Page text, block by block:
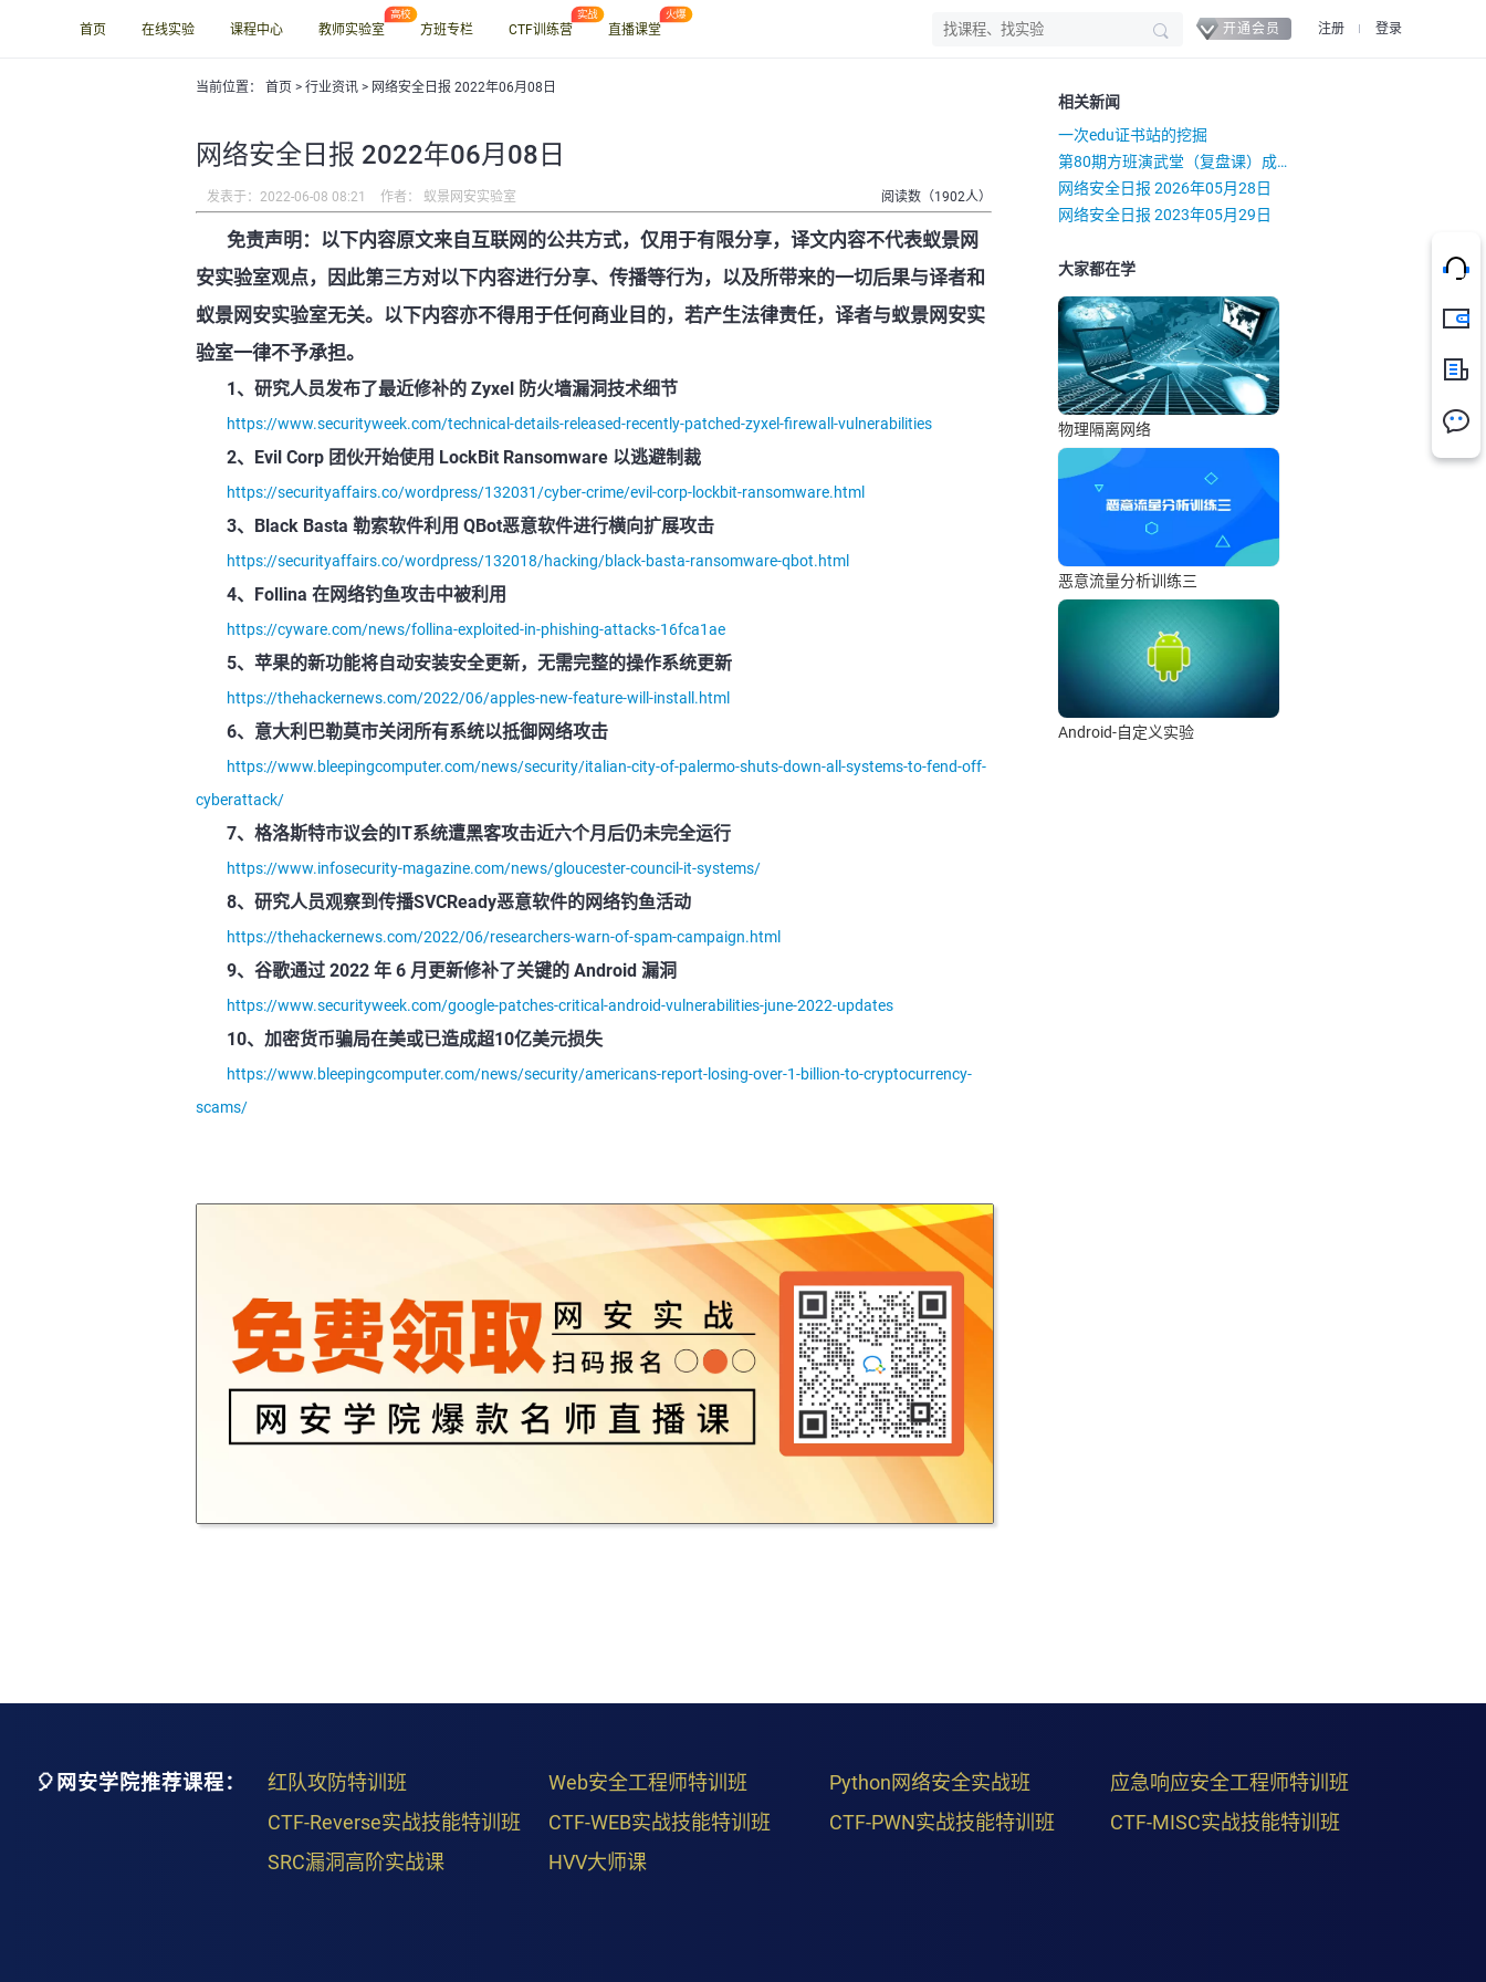
首页 在线实验 课程中心 教师实验室 方班专栏 CTF训练营 直播课堂 开通会员 注册 登录
当前位置： 首页 > 行业资讯 > 网络安全日报 2022年06月08日
网络安全日报 2022年06月08日
发表于：2022-06-08 08:21 作者： 蚁景网安实验室 阅读数（1902人）
免责声明：以下内容原文来自互联网的公共方式，仅用于有限分享，译文内容不代表蚁景网
安实验室观点，因此第三方对以下内容进行分享、传播等行为，以及所带来的一切后果与译者和
蚁景网安实验室无关。以下内容亦不得用于任何商业目的，若产生法律责任，译者与蚁景网安实
验室一律不予承担。
1、研究人员发布了最近修补的 Zyxel 防火墙漏洞技术细节
https://www.securityweek.com/technical-details-released-recently-patched-zyxel-firewall-vulnerabilities
2、Evil Corp 团伙开始使用 LockBit Ransomware 以逃避制裁
https://securityaffairs.co/wordpress/132031/cyber-crime/evil-corp-lockbit-ransomware.html
3、Black Basta 勒索软件利用 QBot恶意软件进行横向扩展攻击
https://securityaffairs.co/wordpress/132018/hacking/black-basta-ransomware-qbot.html
4、Follina 在网络钓鱼攻击中被利用
https://cyware.com/news/follina-exploited-in-phishing-attacks-16fca1ae
5、苹果的新功能将自动安装安全更新，无需完整的操作系统更新
https://thehackernews.com/2022/06/apples-new-feature-will-install.html
6、意大利巴勒莫市关闭所有系统以抵御网络攻击
https://www.bleepingcomputer.com/news/security/italian-city-of-palermo-shuts-down-all-systems-to-fend-off-
cyberattack/
7、格洛斯特市议会的IT系统遭黑客攻击近六个月后仍未完全运行
https://www.infosecurity-magazine.com/news/gloucester-council-it-systems/
8、研究人员观察到传播SVCReady恶意软件的网络钓鱼活动
https://thehackernews.com/2022/06/researchers-warn-of-spam-campaign.html
9、谷歌通过 2022 年 6 月更新修补了关键的 Android 漏洞
https://www.securityweek.com/google-patches-critical-android-vulnerabilities-june-2022-updates
10、加密货币骗局在美或已造成超10亿美元损失
https://www.bleepingcomputer.com/news/security/americans-report-losing-over-1-billion-to-cryptocurrency-
scams/
相关新闻
一次edu证书站的挖掘
第80期方班演武堂（复盘课）成功举办
网络安全日报 2026年05月28日
网络安全日报 2023年05月29日
大家都在学
物理隔离网络
恶意流量分析训练三
Android-自定义实验
🎈网安学院推荐课程： 红队攻防特训班 Web安全工程师特训班 Python网络安全实战班
应急响应安全工程师特训班
CTF-Reverse实战技能特训班
CTF-WEB实战技能特训班 CTF-PWN实战技能特训班
CTF-MISC实战技能特训班
SRC漏洞高阶实战课
HVV大师课